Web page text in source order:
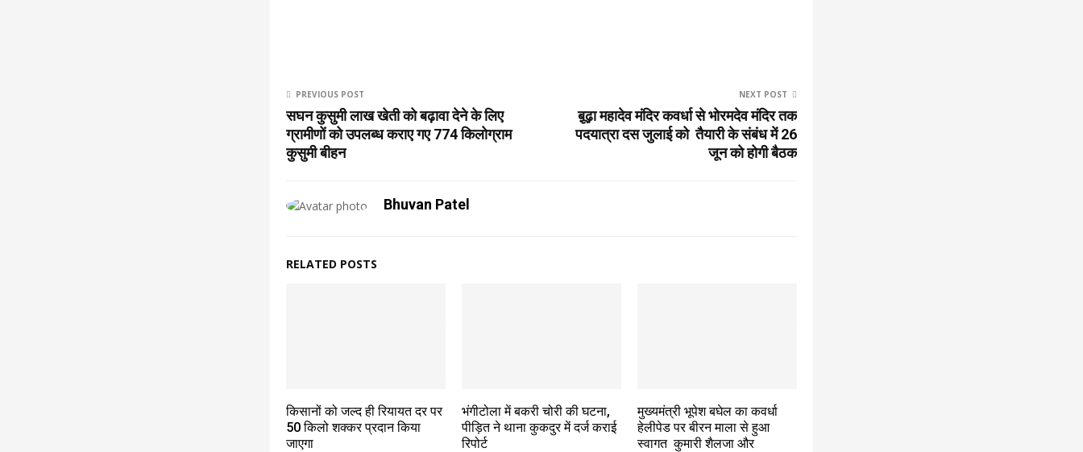
PREVIOUS POST
सघन कुसुमी लाख खेती को बढ़ावा देने के लिए
ग्रामीणों को उपलब्ध कराए गए 774 किलोग्राम
कुसुमी बीहन
NEXT POST
बू़ढ़ा महादेव मंदिर कवर्धा से भोरमदेव मंदिर तक
पदयात्रा दस जुलाई को तैयारी के संबंध में 26
जून को होगी बैठक
Bhuvan Patel
RELATED POSTS
किसानों को जल्द ही रियायत दर पर
50 किलो शक्कर प्रदान किया
जाएगा
भंगीटोला में बकरी चोरी की घटना,
पीड़ित ने थाना कुकदुर में दर्ज कराई
रिपोर्ट
मुख्यमंत्री भूपेश बघेल का कवर्धा
हेलीपेड पर बीरन माला से हुआ
स्वागत कुमारी शैलजा और